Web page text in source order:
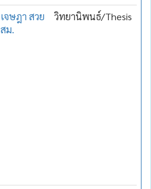
เจษฎา สวย
สม.
วิทยานิพนธ์/Thesis